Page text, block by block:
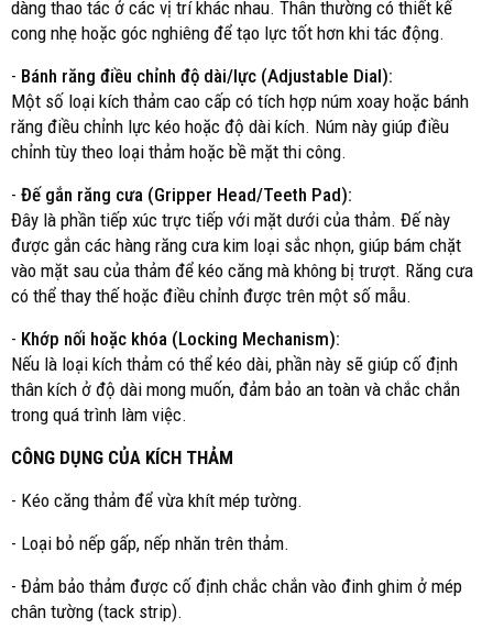
dàng thao tác ở các vị trí khác nhau. Thân thường có thiết kế
cong nhẹ hoặc góc nghiêng để tạo lực tốt hơn khi tác động.
- Bánh răng điều chỉnh độ dài/lực (Adjustable Dial):
Một số loại kích thảm cao cấp có tích hợp núm xoay hoặc bánh
răng điều chỉnh lực kéo hoặc độ dài kích. Núm này giúp điều
chỉnh tùy theo loại thảm hoặc bề mặt thi công.
- Đế gắn răng cưa (Gripper Head/Teeth Pad):
Đây là phần tiếp xúc trực tiếp với mặt dưới của thảm. Đế này
được gắn các hàng răng cưa kim loại sắc nhọn, giúp bám chặt
vào mặt sau của thảm để kéo căng mà không bị trượt. Răng cưa
có thể thay thế hoặc điều chỉnh được trên một số mẫu.
- Khớp nối hoặc khóa (Locking Mechanism):
Nếu là loại kích thảm có thể kéo dài, phần này sẽ giúp cố định
thân kích ở độ dài mong muốn, đảm bảo an toàn và chắc chắn
trong quá trình làm việc.
CÔNG DỤNG CỦA KÍCH THẢM
- Kéo căng thảm để vừa khít mép tường.
- Loại bỏ nếp gấp, nếp nhăn trên thảm.
- Đảm bảo thảm được cố định chắc chắn vào đinh ghim ở mép
chân tường (tack strip).